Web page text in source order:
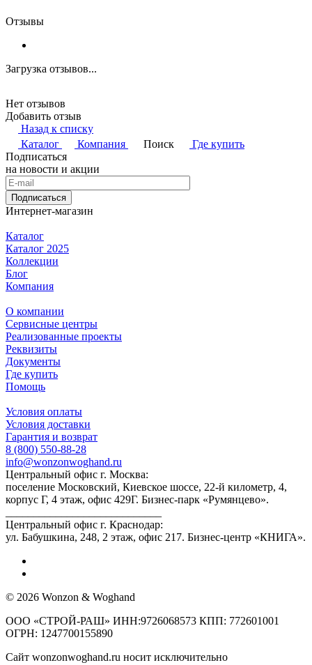
Отзывы
Загрузка отзывов...
Нет отзывов
Добавить отзыв
Назад к списку
Каталог
Компания Поиск
Где купить
Подписаться
на новости и акции
Подписаться
Интернет-магазин
Каталог
Каталог 2025
Коллекции
Блог
Компания
О компании
Сервисные центры
Реализованные проекты
Реквизиты
Документы
Где купить
Помощь
Условия оплаты
Условия доставки
Гарантия и возврат
8 (800) 550-88-28
info@wonzonwoghand.ru
Центральный офис г. Москва:
поселение Московский, Киевское шоссе, 22-й километр, 4,
корпус Г, 4 этаж, офис 429Г. Бизнес-парк «Румянцево».
Центральный офис г. Краснодар:
ул. Бабушкина, 248, 2 этаж, офис 217. Бизнес-центр «КНИГА».
© 2026 Wonzon & Woghand
ООО «СТРОЙ-РАШ» ИНН:9726068573 КПП: 772601001
ОГРН: 1247700155890
Сайт wonzonwoghand.ru носит исключительно